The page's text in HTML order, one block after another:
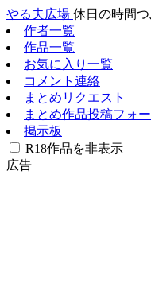
やる夫広場 休日の時間
作者一覧
作品一覧
お気に入り一覧
コメント連絡
まとめリクエスト
まとめ作品投稿フォ
掲示板
R18作品を非表示
広告